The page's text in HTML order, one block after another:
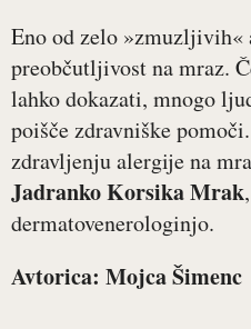
Eno od zelo
preobčutljivost na mraz.
lahko dokazati, mnogo
poišče zdravniške
zdravljenju alergije na
Jadranko Korsika Mrak
dermatovenerologinjo.
Avtorica: Mojca Šimenc